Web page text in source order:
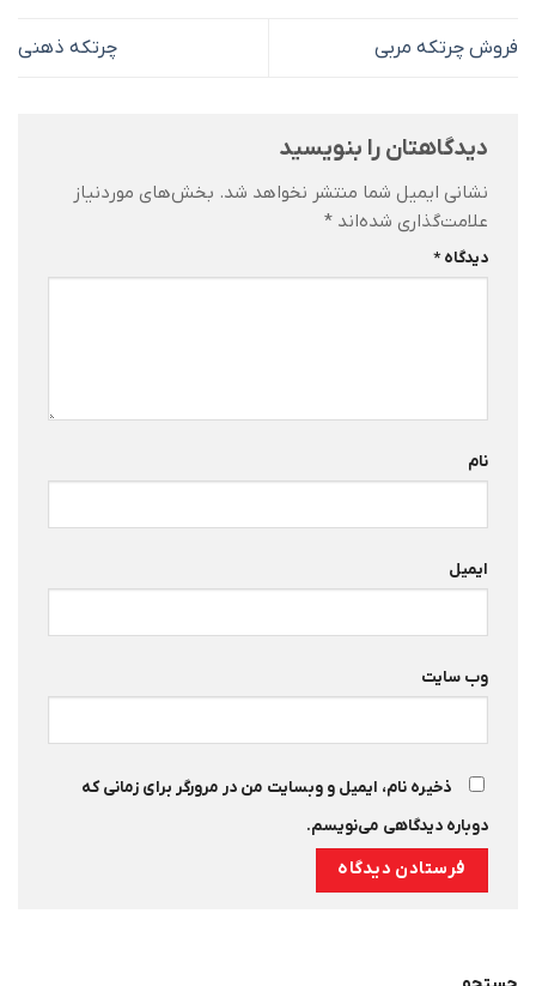
فروش چرتکه مربی چرتکه ذهنی
دیدگاهتان را بنویسید
نشانی ایمیل شما منتشر نخواهد شد. بخش‌های موردنیاز
علامت‌گذاری شده‌اند *
دیدگاه*
نام
ایمیل
وب‌ سایت
ذخیره نام، ایمیل و وبسایت من در مرورگر برای زمانی که
دوباره دیدگاهی می‌نویسم.